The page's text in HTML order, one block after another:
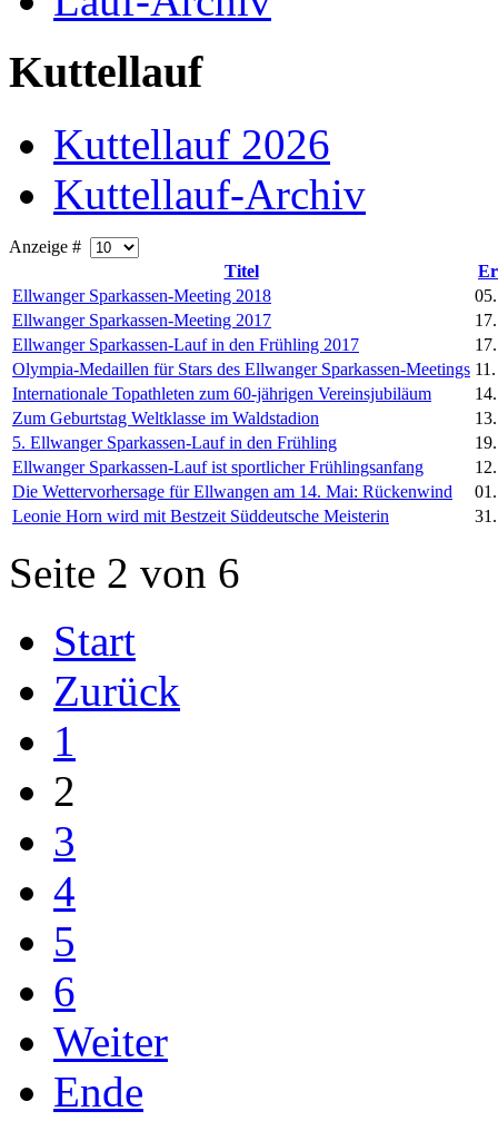
Kuttellauf
Kuttellauf 2026
Kuttellauf-Archiv
Anzeige #
Titel
Ellwanger Sparkassen-Meeting 2018
Ellwanger Sparkassen-Meeting 2017
Ellwanger Sparkassen-Lauf in den Frühling 2017
Olympia-Medaillen für Stars des Ellwanger Sparkassen-Meetings
Internationale Topathleten zum 60-jährigen Vereinsjubiläum
Zum Geburtstag Weltklasse im Waldstadion
5. Ellwanger Sparkassen-Lauf in den Frühling
Ellwanger Sparkassen-Lauf ist sportlicher Frühlingsanfang
Die Wettervorhersage für Ellwangen am 14. Mai: Rückenwind
Leonie Horn wird mit Bestzeit Süddeutsche Meisterin
Seite 2 von 6
Start
Zurück
1
2
3
4
5
6
Weiter
Ende